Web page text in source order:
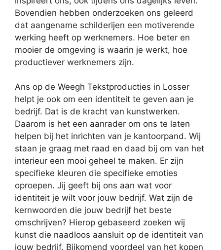
Bovendien hebben onderzoeken ons geleerd
dat aangename schilderijen een motiverende
werking heeft op werknemers. Hoe beter en
mooier de omgeving is waarin je werkt, hoe
productiever werknemers zijn.
Ans op de Weegh Tekstproducties in Losser
helpt je ook om een identiteit te geven aan je
bedrijf. Dat is de kracht van kunstwerken.
Daarom is het een aanrader om ons te laten
helpen bij het inrichten van je kantoorpand. Wij
staan je graag met raad en daad bij om van het
interieur een mooi geheel te maken. Er zijn
specifieke kleuren die specifieke emoties
oproepen. Jij geeft bij ons aan wat voor
identiteit je wilt voor jouw bedrijf. Wat zijn de
kernwoorden die jouw bedrijf het beste
omschrijven? Hierop gebaseerd zoeken wij
kunst die naadloos aansluit op de identiteit van
jouw bedrijf. Bijkomend voordeel van het kopen